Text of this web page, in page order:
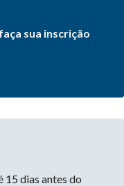
sua inscrição
15 dias antes do